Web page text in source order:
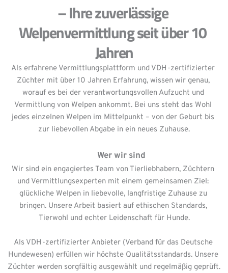
– Ihre zuverlässige
Welpenvermittlung seit über 10
Jahren
Als erfahrene Vermittlungsplattform und VDH-zertifizierter
Züchter mit über 10 Jahren Erfahrung, wissen wir genau,
worauf es bei der verantwortungsvollen Aufzucht und
Vermittlung von Welpen ankommt. Bei uns steht das Wohl
jedes einzelnen Welpen im Mittelpunkt – von der Geburt bis
zur liebevollen Abgabe in ein neues Zuhause.
       Wer wir sind
Wir sind ein engagiertes Team von Tierliebhabern, Züchtern
und Vermittlungsexperten mit einem gemeinsamen Ziel:
glückliche Welpen in liebevolle, langfristige Zuhause zu
bringen. Unsere Arbeit basiert auf ethischen Standards,
Tierwohl und echter Leidenschaft für Hunde.
Als VDH-zertifizierter Anbieter (Verband für das Deutsche
Hundewesen) erfüllen wir höchste Qualitätsstandards. Unsere
Züchter werden sorgfältig ausgewählt und regelmäßig geprüft.